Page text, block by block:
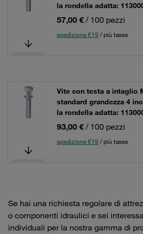
la rondella adatta:
57,00 € / 100 pezzi
spedizione €19 / più tasse
Vite con testa a intaglio
standard grandezza 4
la rondella adatta:
93,00 € / 100 pezzi
spedizione €19 / più tasse
Se hai una richiesta regolare di
o componenti idraulici e sei
individuali per la nostra gamma di